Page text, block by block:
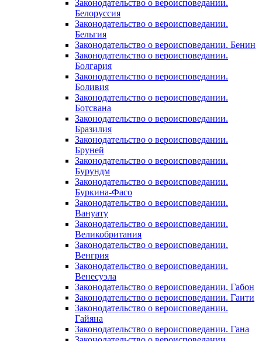
Законодательство о вероисповедании.
Белоруссия
Законодательство о вероисповедании.
Бельгия
Законодательство о вероисповедании. Бенин
Законодательство о вероисповедании.
Болгария
Законодательство о вероисповедании.
Боливия
Законодательство о вероисповедании.
Ботсвана
Законодательство о вероисповедании.
Бразилия
Законодательство о вероисповедании.
Бруней
Законодательство о вероисповедании.
Бурундм
Законодательство о вероисповедании.
Буркина-Фасо
Законодательство о вероисповедании.
Вануату
Законодательство о вероисповедании.
Великобритания
Законодательство о вероисповедании.
Венгрия
Законодательство о вероисповедании.
Венесуэла
Законодательство о вероисповедании. Габон
Законодательство о вероисповедании. Гаити
Законодательство о вероисповедании.
Гайяна
Законодательство о вероисповедании. Гана